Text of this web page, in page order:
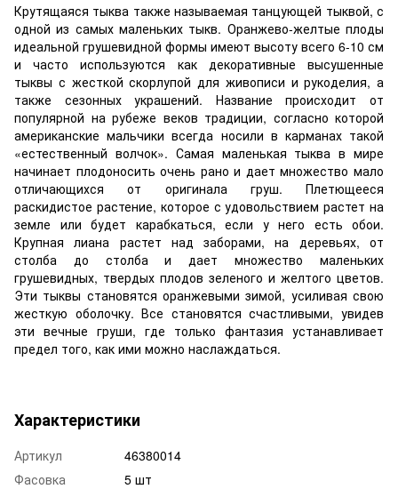
Крутящаяся тыква также называемая танцующей тыквой, с
одной из самых маленьких тыкв. Оранжево-желтые плоды
идеальной грушевидной формы имеют высоту всего 6-10 см
и часто используются как декоративные высушенные
тыквы с жесткой скорлупой для живописи и рукоделия, а
также сезонных украшений. Название происходит от
популярной на рубеже веков традиции, согласно которой
американские мальчики всегда носили в карманах такой
«естественный волчок». Самая маленькая тыква в мире
начинает плодоносить очень рано и дает множество мало
отличающихся от оригинала груш. Плетющееся
раскидистое растение, которое с удовольствием растет на
земле или будет карабкаться, если у него есть обои.
Крупная лиана растет над заборами, на деревьях, от
столба до столба и дает множество маленьких
грушевидных, твердых плодов зеленого и желтого цветов.
Эти тыквы становятся оранжевыми зимой, усиливая свою
жесткую оболочку. Все становятся счастливыми, увидев
эти вечные груши, где только фантазия устанавливает
предел того, как ими можно наслаждаться.
Характеристики
Артикул
46380014
Фасовка
5 шт